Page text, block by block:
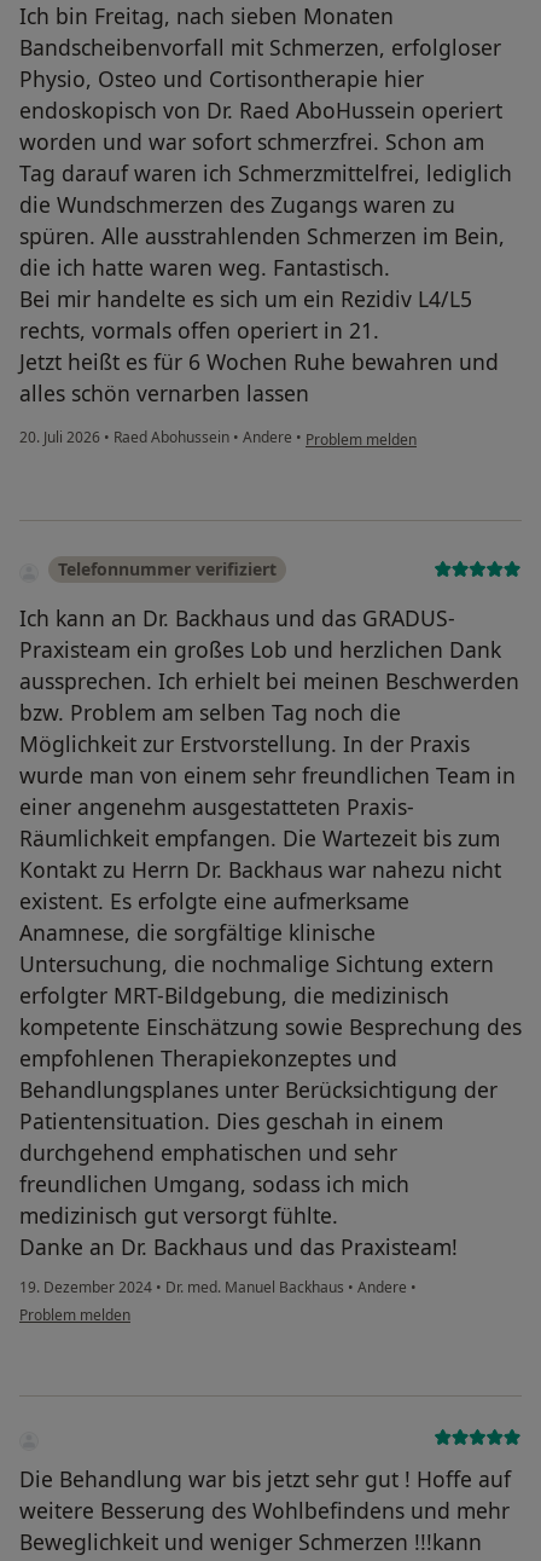
Ich bin Freitag, nach sieben Monaten
Bandscheibenvorfall mit Schmerzen, erfolgloser
Physio, Osteo und Cortisontherapie hier
endoskopisch von Dr. Raed AboHussein operiert
worden und war sofort schmerzfrei. Schon am
Tag darauf waren ich Schmerzmittelfrei, lediglich
die Wundschmerzen des Zugangs waren zu
spüren. Alle ausstrahlenden Schmerzen im Bein,
die ich hatte waren weg. Fantastisch.
Bei mir handelte es sich um ein Rezidiv L4/L5
rechts, vormals offen operiert in 21.
Jetzt heißt es für 6 Wochen Ruhe bewahren und
alles schön vernarben lassen
20. Juli 2026 • Raed Abohussein • Andere • Problem melden
Telefonnummer verifiziert
Ich kann an Dr. Backhaus und das GRADUS-
Praxisteam ein großes Lob und herzlichen Dank
aussprechen. Ich erhielt bei meinen Beschwerden
bzw. Problem am selben Tag noch die
Möglichkeit zur Erstvorstellung. In der Praxis
wurde man von einem sehr freundlichen Team in
einer angenehm ausgestatteten Praxis-
Räumlichkeit empfangen. Die Wartezeit bis zum
Kontakt zu Herrn Dr. Backhaus war nahezu nicht
existent. Es erfolgte eine aufmerksame
Anamnese, die sorgfältige klinische
Untersuchung, die nochmalige Sichtung extern
erfolgter MRT-Bildgebung, die medizinisch
kompetente Einschätzung sowie Besprechung des
empfohlenen Therapiekonzeptes und
Behandlungsplanes unter Berücksichtigung der
Patientensituation. Dies geschah in einem
durchgehend emphatischen und sehr
freundlichen Umgang, sodass ich mich
medizinisch gut versorgt fühlte.
Danke an Dr. Backhaus und das Praxisteam!
19. Dezember 2024 • Dr. med. Manuel Backhaus • Andere •
Problem melden
Die Behandlung war bis jetzt sehr gut ! Hoffe auf
weitere Besserung des Wohlbefindens und mehr
Beweglichkeit und weniger Schmerzen !!!kann